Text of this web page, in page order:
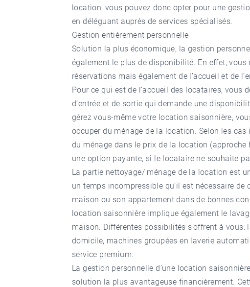
location, vous pouvez donc opter pour une
en déléguant auprès de services spécialisés.
Gestion entièrement personnelle
Solution la plus économique, la gestion
également le plus de disponibilité. En effet, vous
réservations mais également de l’accueil et de
Pour ce qui est de l’accueil des locataires, vous
d’entrée et de sortie qui demande une
gérez vous-même votre location saisonnière,
occuper du ménage de la location. Selon les cas
du ménage dans le prix de la location (approche
une option payante, si le locataire ne souhaite
La partie nettoyage/ ménage de la location est
un temps incompressible qu’il est nécessaire
maison ou son appartement dans de bonnes
location saisonnière implique également le
maison. Différentes possibilités s’offrent à vous:
domicile, machines groupées en laverie
service premium.
La gestion personnelle d’une location
solution la plus avantageuse financièrement.